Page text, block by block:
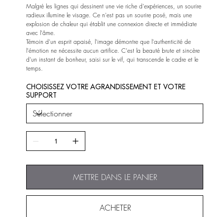
Malgré les lignes qui dessinent une vie riche d'expériences, un sourire
radieux illumine le visage. Ce n'est pas un sourire posé, mais une
explosion de chaleur qui établit une connexion directe et immédiate
avec l'âme.
Témoin d'un esprit apaisé, l'image démontre que l'authenticité de
l'émotion ne nécessite aucun artifice. C'est la beauté brute et sincère
d'un instant de bonheur, saisi sur le vif, qui transcende le cadre et le
temps.
CHOISISSEZ VOTRE AGRANDISSEMENT ET VOTRE
SUPPORT
METTRE DANS LE PANIER
ACHETER